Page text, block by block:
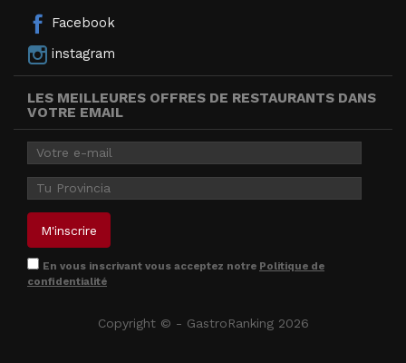
Facebook
instagram
LES MEILLEURES OFFRES DE RESTAURANTS DANS
VOTRE EMAIL
En vous inscrivant vous acceptez notre Politique de
confidentialité
Copyright © - GastroRanking 2026